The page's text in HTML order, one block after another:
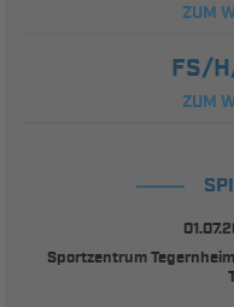
ZUM
FS/
ZUM
Sportzentrum